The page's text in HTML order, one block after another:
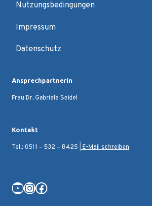
Nutzungsbedingungen
Impressum
Datenschutz
Ansprechpartnerin
Frau Dr. Gabriele Seidel
Kontakt
Tel.: 0511 – 532 – 8425 | E-Mail schreiben
YouTube
Instagram
Facebook